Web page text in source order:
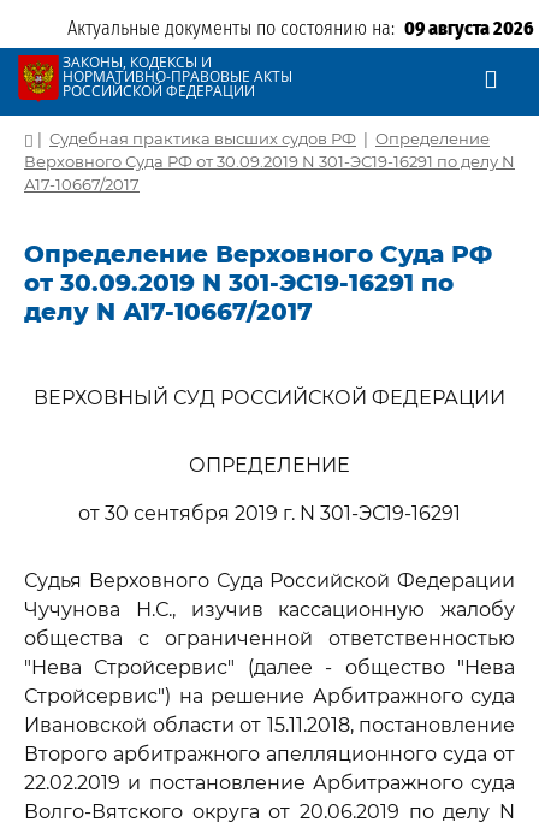
Актуальные документы по состоянию на: 09 августа 2026
ЗАКОНЫ, КОДЕКСЫ И
НОРМАТИВНО-ПРАВОВЫЕ АКТЫ
РОССИЙСКОЙ ФЕДЕРАЦИИ
| Судебная практика высших судов РФ | Определение
Верховного Суда РФ от 30.09.2019 N 301-ЭС19-16291 по делу N
А17-10667/2017
Определение Верховного Суда РФ
от 30.09.2019 N 301-ЭС19-16291 по
делу N А17-10667/2017
ВЕРХОВНЫЙ СУД РОССИЙСКОЙ ФЕДЕРАЦИИ
ОПРЕДЕЛЕНИЕ
от 30 сентября 2019 г. N 301-ЭС19-16291
Судья Верховного Суда Российской Федерации
Чучунова Н.С., изучив кассационную жалобу
общества с ограниченной ответственностью
"Нева Стройсервис" (далее - общество "Нева
Стройсервис") на решение Арбитражного суда
Ивановской области от 15.11.2018, постановление
Второго арбитражного апелляционного суда от
22.02.2019 и постановление Арбитражного суда
Волго-Вятского округа от 20.06.2019 по делу N